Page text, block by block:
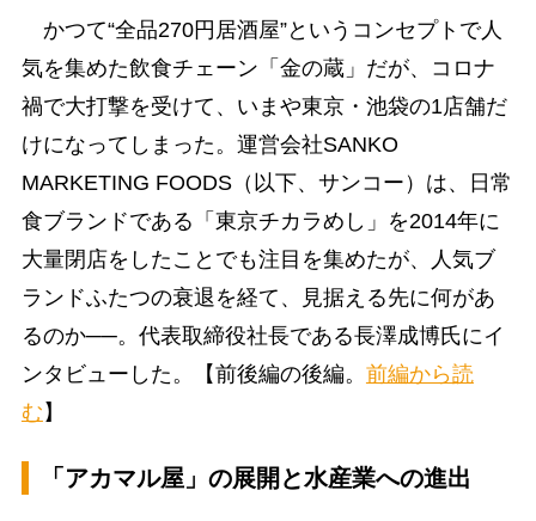
かつて“全品270円居酒屋”というコンセプトで人
気を集めた飲食チェーン「金の蔵」だが、コロナ
禍で大打撃を受けて、いまや東京・池袋の1店舗だ
けになってしまった。運営会社SANKO
MARKETING FOODS（以下、サンコー）は、日常
食ブランドである「東京チカラめし」を2014年に
大量閉店をしたことでも注目を集めたが、人気ブ
ランドふたつの衰退を経て、見据える先に何があ
るのか──。代表取締役社長である長澤成博氏にイ
ンタビューした。【前後編の後編。 前編から読
む 】
「アカマル屋」の展開と水産業への進出